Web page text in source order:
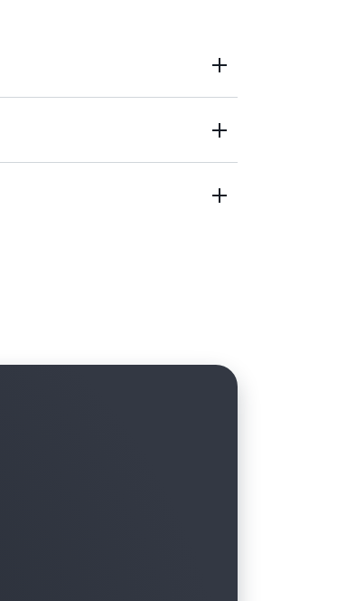
透過位置之間的最短路徑傳輸。